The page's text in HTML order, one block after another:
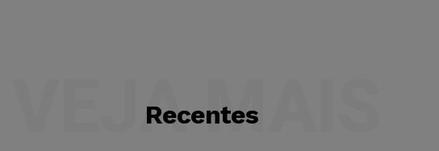
Recentes
VEJA MAIS